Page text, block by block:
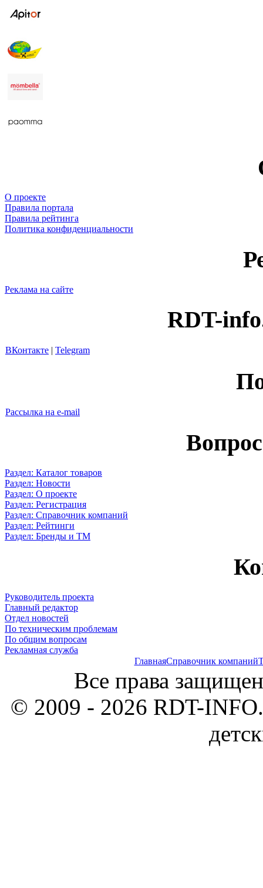
О проекте
Правила портала
Правила рейтинга
Политика конфиденциальности
Реклама на сайте
RDT-
ВКонтакте | Telegram
Рассылка на e-mail
Раздел: Каталог товаров
Раздел: Новости
Раздел: О проекте
Раздел: Регистрация
Раздел: Справочник компаний
Раздел: Рейтинги
Раздел: Бренды и ТМ
Руководитель проекта
Главный редактор
Отдел новостей
По техническим проблемам
По общим вопросам
Рекламная служба
ГлавнаяСправочник компаний
Все права
© 2009 - 2026 RDT-